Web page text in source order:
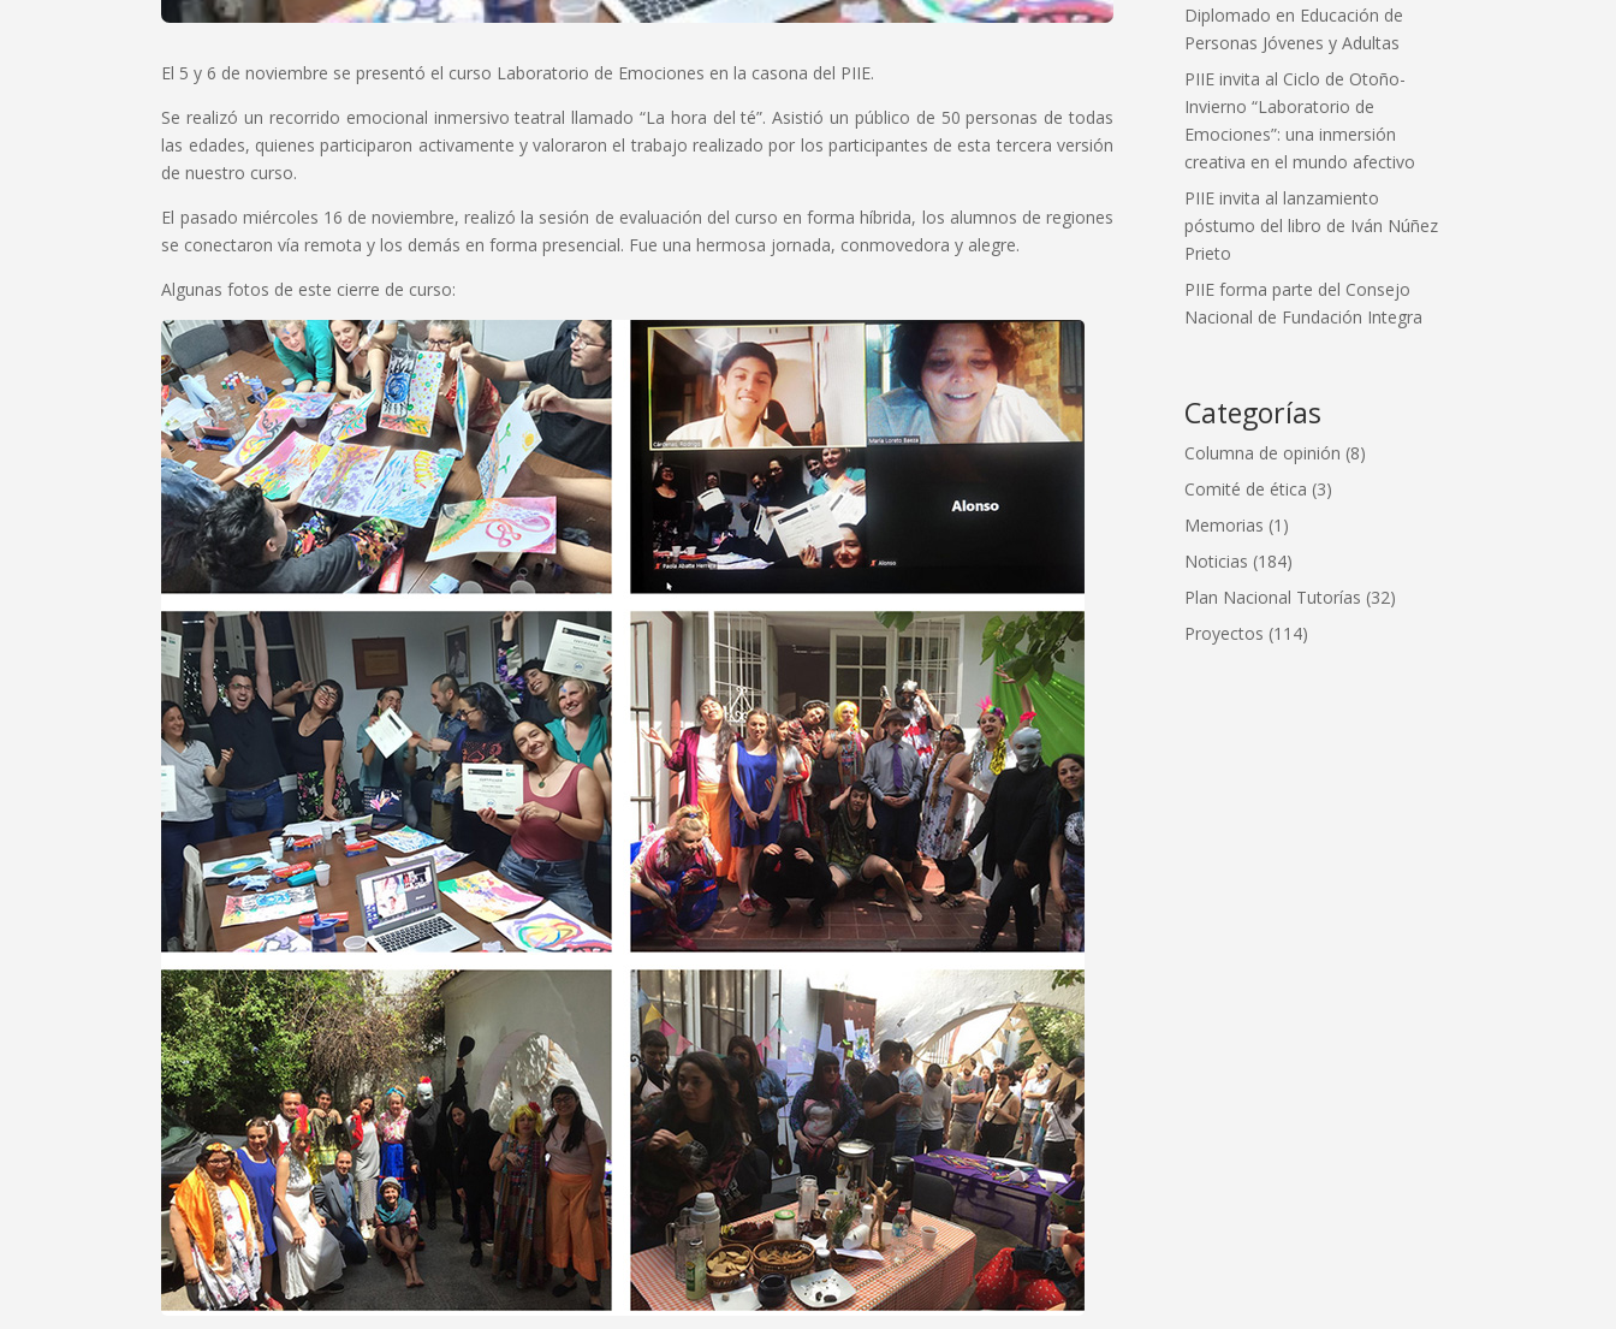
El 5 y 6 de noviembre se presentó el curso Laboratorio de Emociones en la casona del PIIE.
Se realizó un recorrido emocional inmersivo teatral llamado “La hora del té”. Asistió un público de 50 personas de todas
las edades, quienes participaron activamente y valoraron el trabajo realizado por los participantes de esta tercera versión
de nuestro curso.
El pasado miércoles 16 de noviembre, realizó la sesión de evaluación del curso en forma híbrida, los alumnos de regiones
se conectaron vía remota y los demás en forma presencial. Fue una hermosa jornada, conmovedora y alegre.
Algunas fotos de este cierre de curso:
Diplomado en Educación de
Personas Jóvenes y Adultas
PIIE invita al Ciclo de Otoño-
Invierno “Laboratorio de
Emociones”: una inmersión
creativa en el mundo afectivo
PIIE invita al lanzamiento
póstumo del libro de Iván Núñez
Prieto
PIIE forma parte del Consejo
Nacional de Fundación Integra
Categorías
Columna de opinión (8)
Comité de ética (3)
Memorias (1)
Noticias (184)
Plan Nacional Tutorías (32)
Proyectos (114)